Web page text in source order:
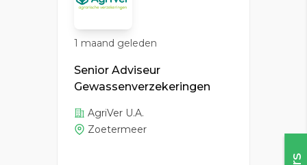
1 maand geleden
Senior Adviseur
Gewassenverzekeringen
AgriVer U.A.
Zoetermeer